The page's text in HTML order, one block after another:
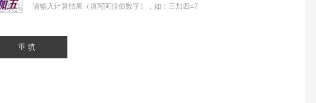
请输入计算结果（填写阿拉伯数字），如：三加四=7